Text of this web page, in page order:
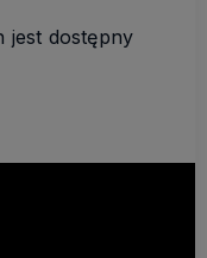
jest dostępny